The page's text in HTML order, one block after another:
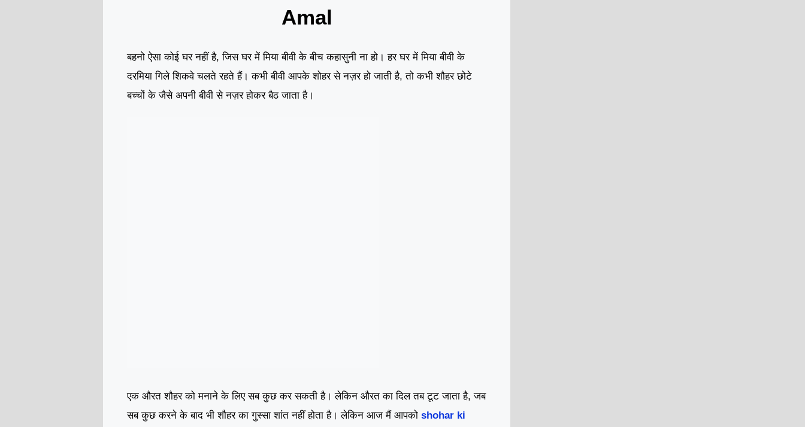
Amal
बहनो ऐसा कोई घर नहीं है, जिस घर में मिया बीवी के बीच कहासुनी ना हो। हर घर में मिया बीवी के
दरमिया गिले शिकवे चलते रहते हैं। कभी बीवी आपके शोहर से नज़र हो जाती है, तो कभी शौहर छोटे
बच्चों के जैसे अपनी बीवी से नज़र होकर बैठ जाता है।
एक औरत शौहर को मनाने के लिए सब कुछ कर सकती है। लेकिन औरत का दिल तब टूट जाता है, जब
सब कुछ करने के बाद भी शौहर का गुस्सा शांत नहीं होता है। लेकिन आज मैं आपको shohar ki